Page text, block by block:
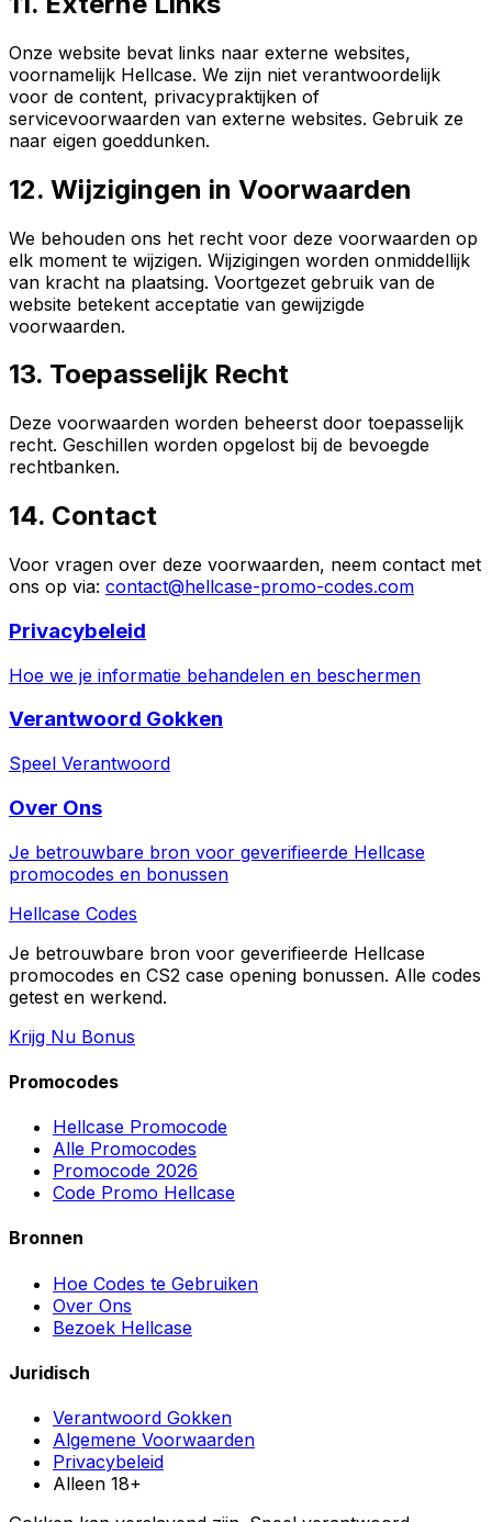
Onze website bevat links naar externe websites,
voornamelijk Hellcase. We zijn niet verantwoordelijk
voor de content, privacypraktijken of
servicevoorwaarden van externe websites. Gebruik ze
naar eigen goeddunken.
12. Wijzigingen in Voorwaarden
We behouden ons het recht voor deze voorwaarden op
elk moment te wijzigen. Wijzigingen worden onmiddellijk
van kracht na plaatsing. Voortgezet gebruik van de
website betekent acceptatie van gewijzigde
voorwaarden.
13. Toepasselijk Recht
Deze voorwaarden worden beheerst door toepasselijk
recht. Geschillen worden opgelost bij de bevoegde
rechtbanken.
14. Contact
Voor vragen over deze voorwaarden, neem contact met
ons op via: contact@hellcase-promo-codes.com
Privacybeleid
Hoe we je informatie behandelen en beschermen
Verantwoord Gokken
Speel Verantwoord
Over Ons
Je betrouwbare bron voor geverifieerde Hellcase
promocodes en bonussen
Hellcase Codes
Je betrouwbare bron voor geverifieerde Hellcase
promocodes en CS2 case opening bonussen. Alle codes
getest en werkend.
Krijg Nu Bonus
Promocodes
Hellcase Promocode
Alle Promocodes
Promocode 2026
Code Promo Hellcase
Bronnen
Hoe Codes te Gebruiken
Over Ons
Bezoek Hellcase
Juridisch
Verantwoord Gokken
Algemene Voorwaarden
Privacybeleid
Alleen 18+